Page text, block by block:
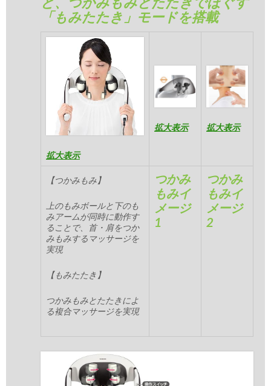
「もみたたき」モードを搭載
拡大表示
拡大表示 拡大表示
【つかみもみ】
上のもみボールと下のも
みアームが同時に動作す
ることで、首・肩をつか
みもみするマッサージを
実現
【もみたたき】
つかみもみとたたきによ
る複合マッサージを実現
つかみ
もみイ
メージ
1
つかみ
もみイ
メージ
2